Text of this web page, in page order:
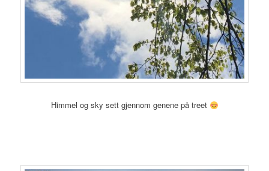
Himmel og sky sett gjennom genene på treet